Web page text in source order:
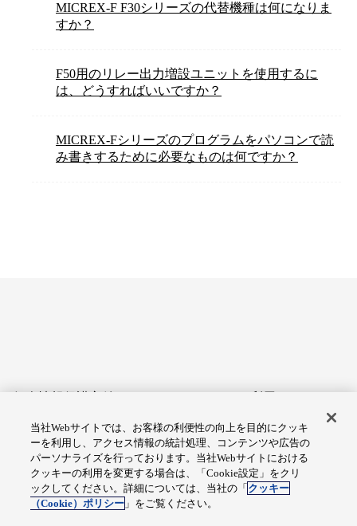
MICREX-F F30シリーズの代替機種は何になりま
すか？
F50用のリレー出力増設ユニットを使用するに
は、どうすればいいですか？
MICREX-Fシリーズのプログラムをパソコンで読
み書きするために必要なものは何ですか？
アクセシビリティへの対応
Cookie設定
総合サイトマップ
当社Webサイトでは、お客様の利便性の向上を目的にクッキ
ーを利用し、アクセス情報の統計処理、コンテンツや広告の
パーソナライズを行っております。当社Webサイトにおける
クッキーの利用を変更する場合は、「Cookie設定」をクリ
ックしてください。詳細については、当社の「 クッキー
（Cookie）ポリシー 」をご覧ください。